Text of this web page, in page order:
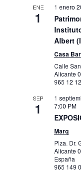
ENE
1
1 enero
Albert
Casa
Calle
Alicante
965 12
SEP
1
1
7:00 PM
Marq
Plza. Dr.
Alicante
España
965 149